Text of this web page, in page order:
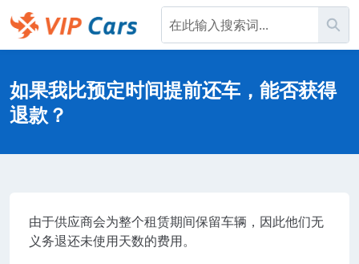
到
主
如果我比预定时间提前还车，能否获得
退款？
由于供应商会为整个租赁期间保留车辆，因此他们无
义务退还未使用天数的费用。